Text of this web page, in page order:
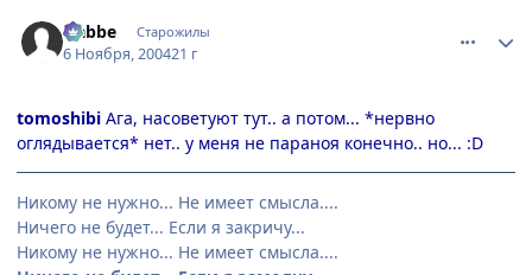
Nabbe Старожилы
6 Ноября, 200421 г
tomoshibi Ага, насоветуют тут.. а потом... *нервно
оглядывается* нет.. у меня не параноя конечно.. но... :D
Никому не нужно... Не имеет смысла....
Ничего не будет... Если я закричу...
Никому не нужно... Не имеет смысла....